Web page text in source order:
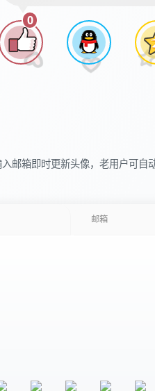
0
邮箱即时更新头像，老用户可自